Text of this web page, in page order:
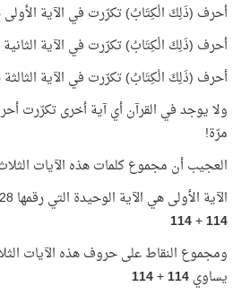
أحرف (ذَلِكَ الْكِتَابُ) تكرّرت في الآية الأولى
أحرف (ذَلِكَ الْكِتَابُ) تكرّرت في الآية الثانية
أحرف (ذَلِكَ الْكِتَابُ) تكرّرت في الآية الثالثة
ولا يوجد في القرآن أي آية أخرى تكرّرت
مرّة!
العجيب أن مجموع كلمات هذه الآيات
الآية الأولى هي الآية الوحيدة التي رقمها 228 في القرآن، وهذا العدد =
114
+
114
يساوي114
+
114